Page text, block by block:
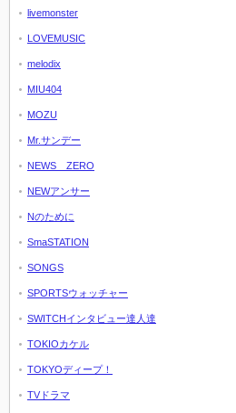
livemonster
LOVEMUSIC
melodix
MIU404
MOZU
Mr.サンデー
NEWS ZERO
NEWアンサー
Nのために
SmaSTATION
SONGS
SPORTSウォッチャー
SWITCHインタビュー達人達
TOKIOカケル
TOKYOディープ！
TVドラマ